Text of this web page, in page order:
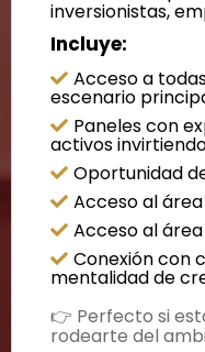
inversionistas,
Incluye:
Acceso a
escenario
Paneles con
activos
Oportunidad
Acceso al
Acceso al
Conexión con
mentalidad de
👉 Perfecto si
rodearte del